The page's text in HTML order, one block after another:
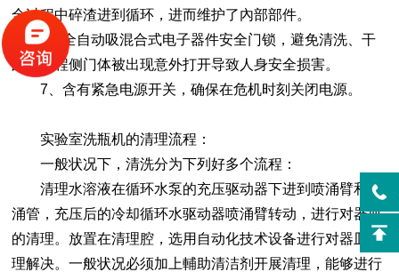
全过程中碎渣进到循环，进而维护了內部部件。
6、全自动吸混合式电子器件安全门锁，避免清洗、干
躁全过程侧门体被出现意外打开导致人身安全损害。
7、含有紧急电源开关，确保在危机时刻关闭电源。
实验室洗瓶机的清理流程：
一般状况下，清洗分为下列好多个流程：
清理水溶液在循环水泵的充压驱动器下进到喷涌臂和喷
涌管，充压后的冷却循环水驱动器喷涌臂转动，进行对器皿
的清理。放置在清理腔，选用自动化技术设备进行对器皿清
理解决。一般状况必须加上輔助清洁剂开展清理，能够进行